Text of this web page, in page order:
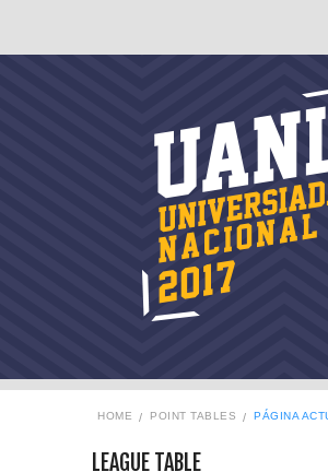
HOME POINT TABLES PÁGINA
LEAGUE TABLE